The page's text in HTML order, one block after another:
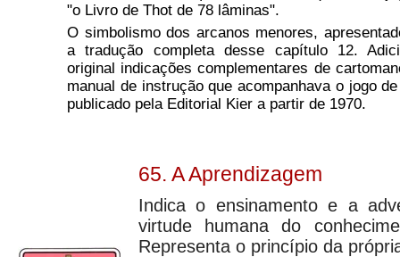
"o Livro de Thot de 78 lâminas".
O simbolismo dos arcanos menores,
a tradução completa desse capítulo 12.
original indicações complementares de
manual de instrução que acompanhava o jogo
publicado pela Editorial Kier a partir de 1970.
65. A Aprendizagem
Indica o ensinamento e a
virtude humana do
Representa o princípio da